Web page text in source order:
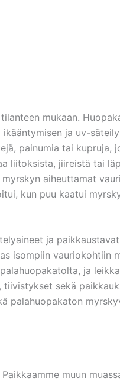
mukaan.
ja uv-
painumia tai kupruja,
liitoksista, jiireistä tai
aiheuttamat
kun puu kaatui
ja
isompiin vauriokohtiin
ja
sekä
palahuopakaton
muun